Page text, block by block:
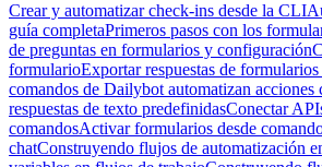
Crear y automatizar check-ins desde la CLI
guía completaPrimeros pasos con los
de preguntas en formularios y configuración
formularioExportar respuestas de
comandos de Dailybot automatizan acciones
respuestas de texto predefinidasConectar
comandosActivar formularios desde
chatConstruyendo flujos de automatización